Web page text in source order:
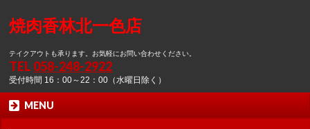
焼肉香林北一色店
テイクアウトも承ります。お気軽にお問い合わせください。
TEL 058-248-2922
受付時間 16：00～22：00（水曜日除く）
MENU